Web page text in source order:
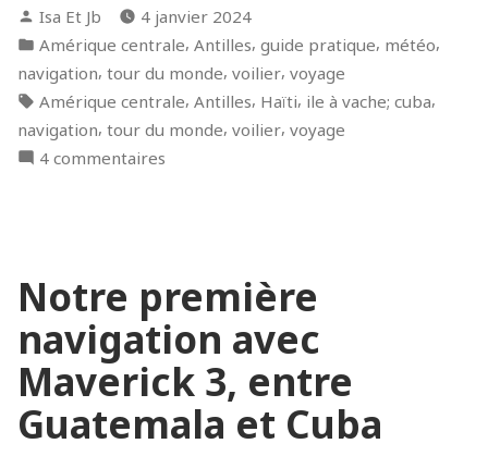
navigation
de
l’Ile
à
Vache
Posted
by
Isa Et Jb
4 janvier 2024
Posted
in
Amérique centrale, Antilles, guide pratique, météo,
navigation, tour du monde, voilier, voyage
Tags:
Amérique centrale, Antilles, Haïti, ile à vache; cuba,
navigation, tour du monde, voilier, voyage
4 commentaires
l’Ile
à
Vache
Fort
de
France
Notre première
navigation avec
Maverick 3, entre
Guatemala et Cuba